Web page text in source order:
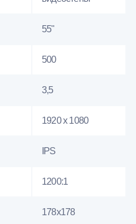
55"
500
3,5
1920 x 1080
IPS
1200:1
178x178